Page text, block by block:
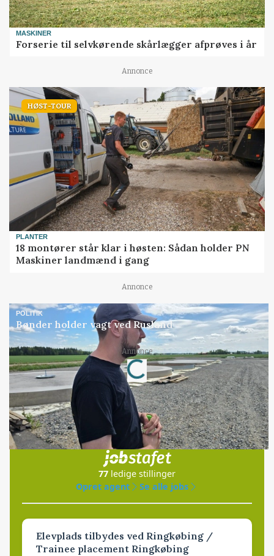
MASKINER
Forserie til selvkørende skårlægger afprøves i år
Annonce
HØST-TOUR
PLANTER
18 montører står klar i høsten: Sådan holder PN
Maskiner landmænd i gang
Annonce
POLITIK
Bønder holder vagt ved Rusland
Annonce
Loading...
Jobs
i samarbejde med
77 ledige stillinger
Opret agent
Se alle jobs
Elevplads tilbydes ved Ringkøbing /
Trainee placement Ringkøbing